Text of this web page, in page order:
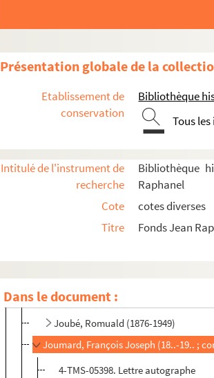
Présentation globale de la
Etablissement de
conservation
Bibliothèque
Tous
Intitulé de l'instrument de
recherche
Bibliothèque
Raphanel
Cote
cotes diverses
Titre
Fonds Jean
Dans le document :
Hermant, Abel (1862-1950)
Hervé, Jean (1884-1966)
Hervé, Marcelle (1...-1...)
Hervieu, Paul (1857-1915)
Horry, Germaine (19..-19.. ;
Houssaye, Arsène (1815-1896)
Humbert, Charles (1866-1927)
Jeanson, Henri (1900-1970)
Joliet, Auguste (1839-1915)
Joubé, Romuald (1876-1949)
Joumard, François Joseph (18..-19.. ;
4-TMS-05398. Lettre autographe